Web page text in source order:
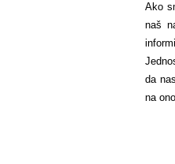
Ako
naš
da
na